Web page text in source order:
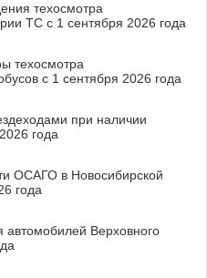
техосмотра
ТС с 1 сентября 2026 года
техосмотра
с 1 сентября 2026 года
при наличии
года
ОСАГО в Новосибирской
года
автомобилей Верховного